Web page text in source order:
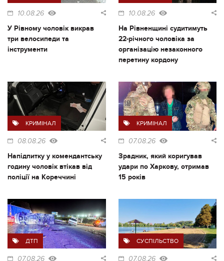
10.08.26
У Рівному чоловік викрав
три велосипеди та
інструменти
10.08.26
На Рівненщині судитимуть
22-річного чоловіка за
організацію незаконного
перетину кордону
КРИМІНАЛ
08.08.26
Напідпитку у комендантську
годину чоловік втікав від
поліції на Кореччині
КРИМІНАЛ
07.08.26
Зрадник, який коригував
удари по Харкову, отримав
15 років
ДТП
07.08.26
СУСПІЛЬСТВО
07.08.26